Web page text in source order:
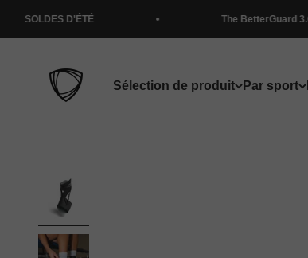
The BetterGuard 3.0
Sélection de produit Par sport
BETTERGUARDS